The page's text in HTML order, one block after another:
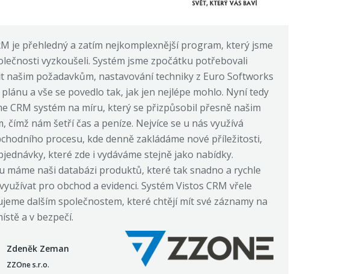
je přehledný a zatím nejkomplexnější program, který jsme
vyzkoušeli. Systém jsme zpočátku potřebovali
našim požadavkům, nastavování techniky z Euro Softworks
a vše se povedlo tak, jak jen nejlépe mohlo. Nyní tedy
CRM systém na míru, který se přizpůsobil přesně našim
čímž nám šetří čas a peníze. Nejvíce se u nás využívá
procesu, kde denně zakládáme nové příležitosti,
které zde i vydáváme stejně jako nabídky.
máme naši databázi produktů, které tak snadno a rychle
pro obchod a evidenci. Systém Vistos CRM vřele
dalším společnostem, které chtějí mít své záznamy na
a v bezpečí.
Zdeněk Zeman
ZZOne s.r.o.